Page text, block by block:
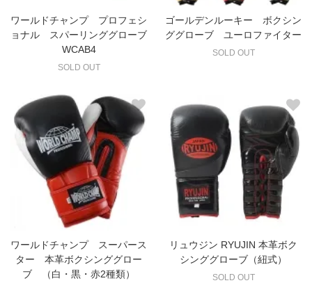
ワールドチャンプ プロフェシ
ョナル スパーリンググローブ
WCAB4
SOLD OUT
ゴールデンルーキー ボクシン
ググローブ ユーロファイター
SOLD OUT
ワールドチャンプ スーパース
ター 本革ボクシンググロー
ブ （白・黒・赤2種類）
リュウジン RYUJIN 本革ボク
シンググローブ（紐式）
SOLD OUT